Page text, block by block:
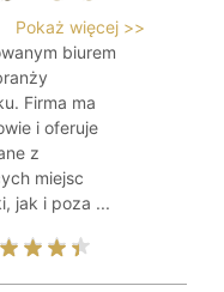
Pokaż więcej >>
biurem
Firma ma
i oferuje
z
miejsc
jak i poza ...